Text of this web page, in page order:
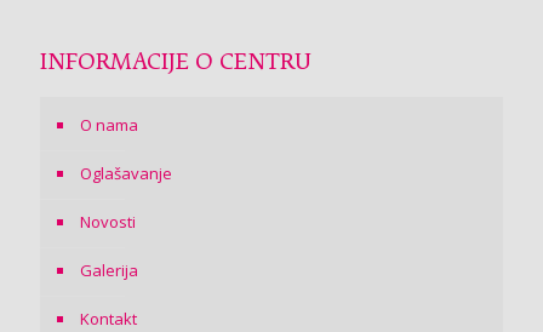
INFORMACIJE O CENTRU
O nama
Oglašavanje
Novosti
Galerija
Kontakt